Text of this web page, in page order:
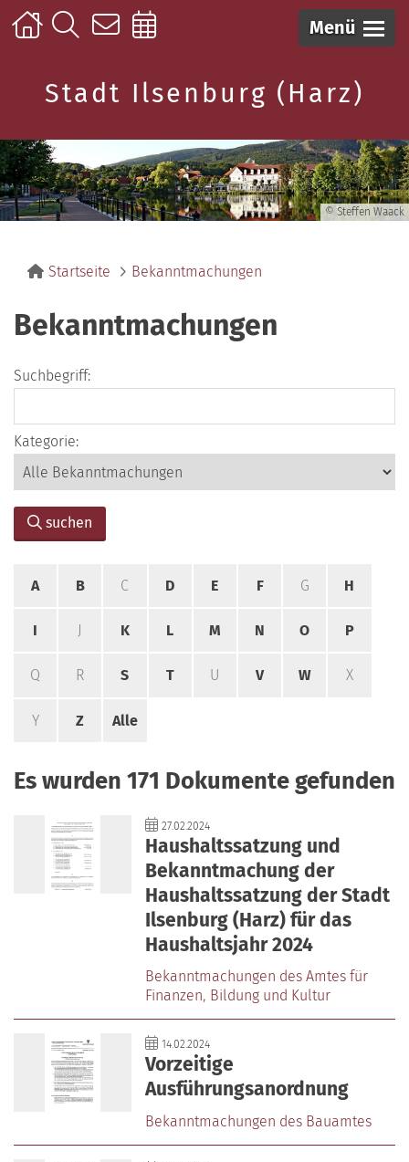
Menü
Stadt Ilsenburg (Harz)
© Steffen Waack
Startseite Bekanntmachungen
Bekanntmachungen
Suchbegriff:
Kategorie:
suchen
A B C D E F G H
I J K L M N O P
Q R S T U V W X
Y Z Alle
Es wurden 171 Dokumente gefunden
27.02.2024
Haushaltssatzung und
Bekanntmachung der
Haushaltssatzung der Stadt
Ilsenburg (Harz) für das
Haushaltsjahr 2024
Bekanntmachungen des Amtes für
Finanzen‚ Bildung und Kultur
14.02.2024
Vorzeitige
Ausführungsanordnung
Bekanntmachungen des Bauamtes